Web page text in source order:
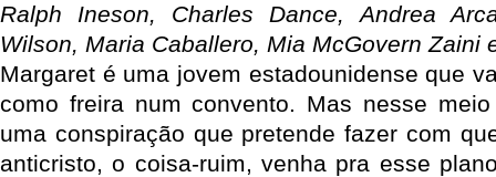
Ralph Ineson, Charles Dance, Andrea
Wilson, Maria Caballero, Mia McGovern Zaini
Margaret é uma jovem estadounidense que
como freira num convento. Mas nesse
uma conspiração que pretende fazer com
anticristo, o coisa-ruim, venha pra esse